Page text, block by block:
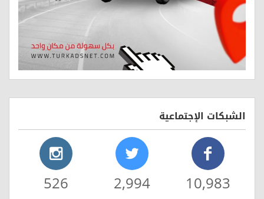
الشبكات الإجتماعية
10,983
2,994
526